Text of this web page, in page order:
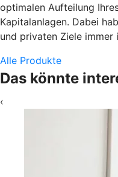
optimalen Aufteilung
Kapitalanlagen. Dabei
und privaten Ziele immer
Alle Produkte
Das könnte
‹